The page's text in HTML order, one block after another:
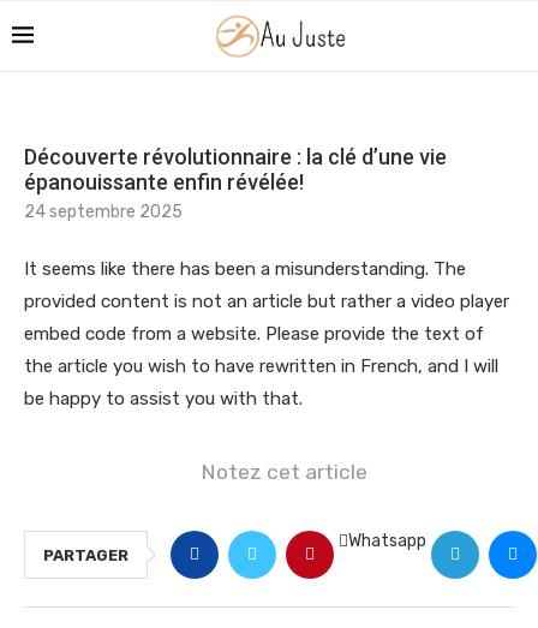
Découverte révolutionnaire : la clé d’une vie
épanouissante enfin révélée!
24 septembre 2025
It seems like there has been a misunderstanding. The
provided content is not an article but rather a video player
embed code from a website. Please provide the text of
the article you wish to have rewritten in French, and I will
be happy to assist you with that.
Notez cet article
PARTAGER
Whatsapp